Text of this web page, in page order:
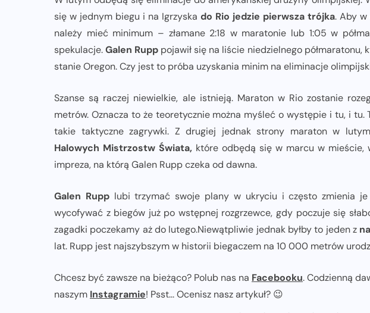
się w jednym biegu i na Igrzyska do Rio jedzie pierwsza trójka. Aby
należy mieć minimum – złamane 2:18 w maratonie lub 1:05 w
spekulacje.Galen Rupp pojawił się na liście niedzielnego
stanie Oregon. Czy jest to próba uzyskania minim na eliminacje
Szanse są raczej niewielkie, ale istnieją. Maraton w Rio zostanie
metrów. Oznacza to że teoretycznie można myśleć o występie i tu, i tu.
takie taktyczne zagrywki. Z drugiej jednak strony maraton w
Halowych Mistrzostw Świata, które odbędą się w marcu w mieście,
impreza, na którą Galen Rupp czeka od dawna.
Galen Rupplubi trzymać swoje plany w ukryciu i często zmienia
wycofywać z biegów już po wstępnej rozgrzewce, gdy poczuje się
zagadki poczekamy aż do lutego.Niewątpliwie jednak byłby to jeden z
lat. Rupp jest najszybszym w historii biegaczem na 10 000 metrów
Chcesz być zawsze na bieżąco? Polub nas na Facebooku. Codzienną
naszym Instagramie! Psst... Ocenisz nasz artykuł? 😉